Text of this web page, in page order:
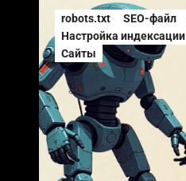
robots.txt SEO-файл
Настройка индексации
Сайты